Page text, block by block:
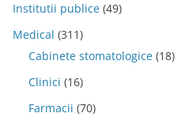
Institutii publice (49)
Medical (311)
Cabinete stomatologice (18)
Clinici (16)
Farmacii (70)